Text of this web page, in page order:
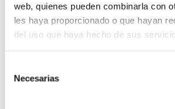
web, quienes pueden combinarla con
les haya proporcionado o que hayan
del uso que haya hecho de sus
Necesarias
PRECIO ESPECIAL